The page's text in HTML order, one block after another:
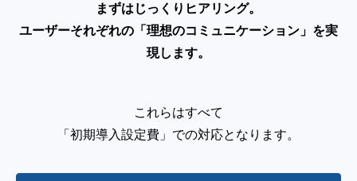
まずはじっくりヒアリング。
ユーザーそれぞれの「理想のコミュニケーション」を実
現します。
これらはすべて
「初期導入設定費」での対応となります。